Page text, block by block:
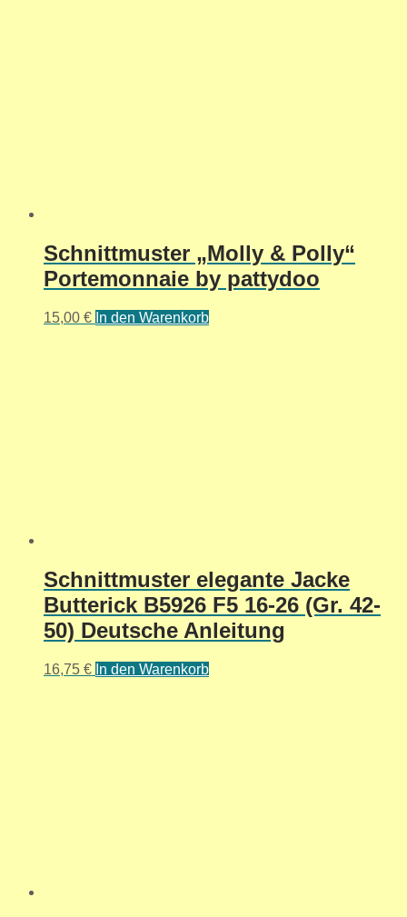
Schnittmuster „Molly & Polly“
Portemonnaie by pattydoo
15,00 € In den Warenkorb
Schnittmuster elegante Jacke
Butterick B5926 F5 16-26 (Gr. 42-
50) Deutsche Anleitung
16,75 € In den Warenkorb